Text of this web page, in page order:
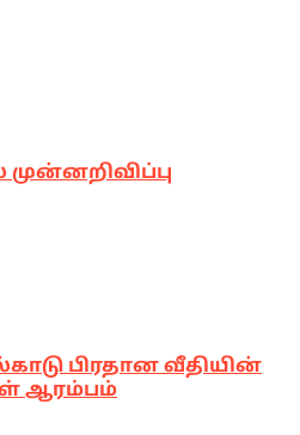
பிரதான வீதியின்
ஆரம்பம்